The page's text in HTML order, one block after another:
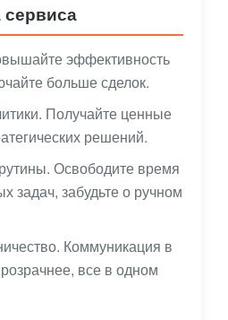
эффективность
больше сделок.
Получайте ценные
решений.
Освободите время
задач, забудьте о ручном
Коммуникация в
все в одном